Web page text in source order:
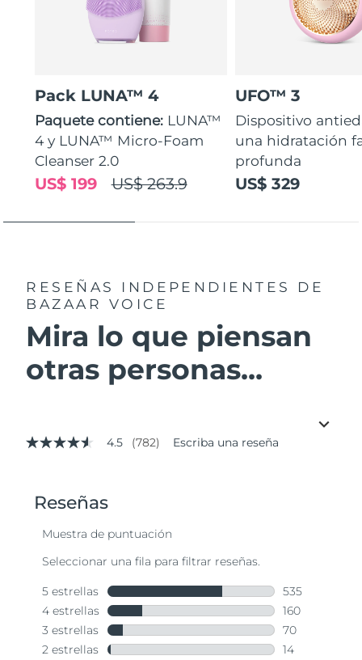
Pack LUNA™ 4
Paquete contiene: LUNA™
4 y LUNA™ Micro-Foam
Cleanser 2.0
US$ 263.9
US$ 199
UFO™ 3
Dispositivo
una hidratación
profunda
US$ 329
RESEÑAS INDEPENDIENTES
DE
BAZAAR VOICE
Mira lo que piensan
otras personas...
4.5
valor
medio
valoración.
782
Enlace
misma
página.
4.5 (782) Escriba una reseña